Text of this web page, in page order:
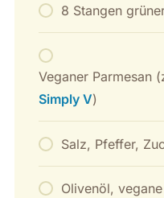
8 Stangen
Veganer Parmesan
Simply V)
Salz, Pfeffer,
Olivenöl,